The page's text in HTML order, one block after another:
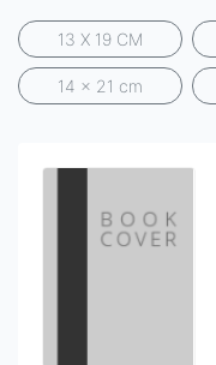
13 X 19 CM
14 x 21 cm